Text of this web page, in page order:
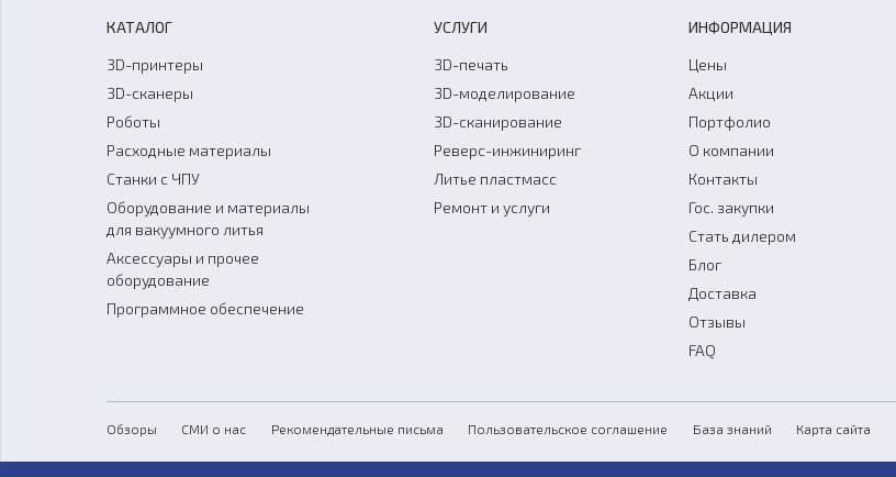
КАТАЛОГ
3D-принтеры
3D-сканеры
Роботы
Расходные материалы
Станки с ЧПУ
Оборудование и материалы
для вакуумного литья
Аксессуары и прочее
оборудование
Программное обеспечение
УСЛУГИ
3D-печать
3D-моделирование
3D-сканирование
Реверс-инжиниринг
Литье пластмасс
Ремонт и услуги
ИНФОРМАЦИЯ
Цены
Акции
Портфолио
О компании
Контакты
Гос. закупки
Стать дилером
Блог
Доставка
Отзывы
FAQ
Обзоры СМИ о нас Рекомендательные письма Пользовательское соглашение База знаний Карта сайта